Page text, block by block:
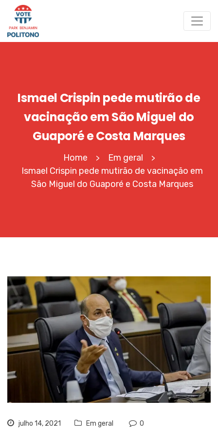
Ismael Crispin pede mutirão de
vacinação em São Miguel do
Guaporé e Costa Marques
Home > Em geral >
Ismael Crispin pede mutirão de vacinação em
São Miguel do Guaporé e Costa Marques
julho 14, 2021 Em geral 0